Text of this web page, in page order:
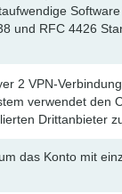
und RFC 4426
2 VPN-
verwendet den
Drittanbieter
das Konto mit